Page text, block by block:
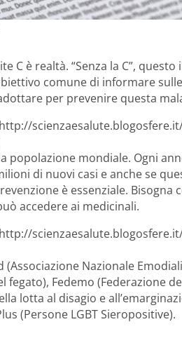
C è realtà. “Senza la C”,
comune di informare
per prevenire questa
popolazione mondiale. Ogni
di nuovi casi e anche se
è essenziale.
accedere ai medicinali.
Nazionale
Fedemo (Federazione
lotta al disagio e
(Persone LGBT Sieropositive).